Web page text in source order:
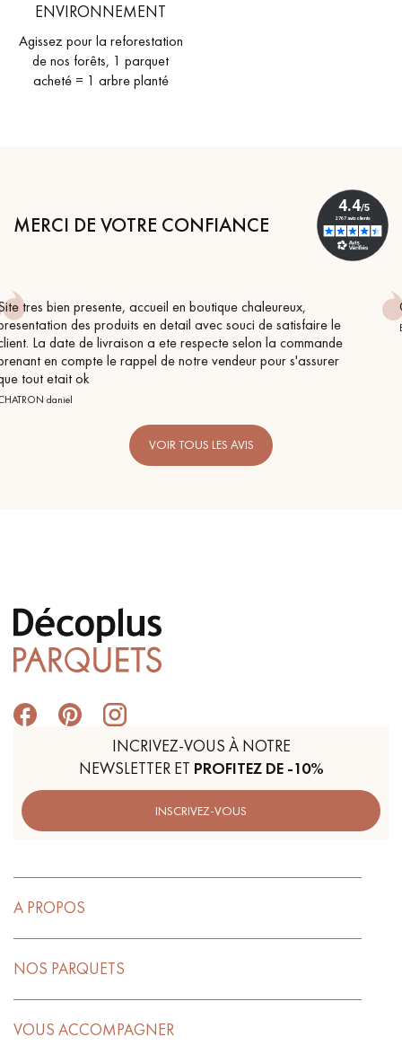
ENVIRONNEMENT
Agissez pour la reforestation
de nos forêts, 1 parquet
acheté = 1 arbre planté
MERCI DE VOTRE CONFIANCE
le
Conseil parfait, échanges fluides. Je recommande
BEILE FRANCK
VOIR TOUS LES AVIS
INCRIVEZ-VOUS À NOTRE
NEWSLETTER ET PROFITEZ DE -10%
INSCRIVEZ-VOUS
A PROPOS
NOS PARQUETS
VOUS ACCOMPAGNER